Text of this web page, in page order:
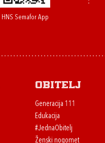
HNS Semafor App
Obitelj
Generacija 111
Edukacija
#JednaObitelj
Ženski nogomet